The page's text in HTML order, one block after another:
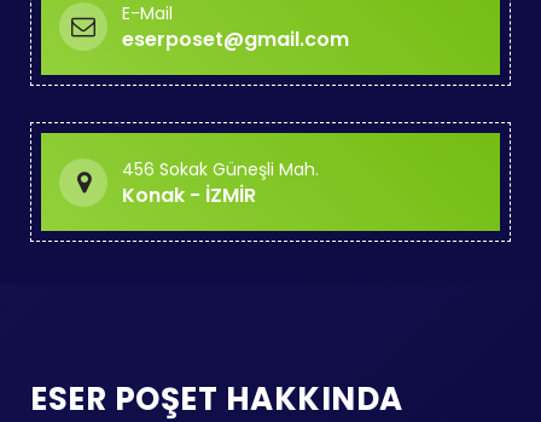
E-Mail
eserposet@gmail.com
456 Sokak Güneşli Mah.
Konak - İZMİR
ESER POŞET HAKKINDA